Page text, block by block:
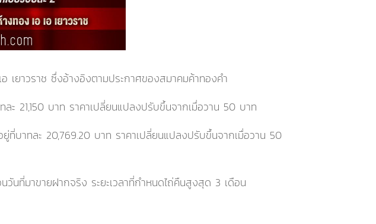
เยาวราช ซึ่งอ้างอิงตามประกาศของสมาคมค้าทองคำ
ละ 21,150 บาท ราคาเปลี่ยนแปลงปรับขึ้นจากเมื่อวาน 50 บาท
ที่บาทละ 20,769.20 บาท ราคาเปลี่ยนแปลงปรับขึ้นจากเมื่อวาน 50
นที่มาขายฝากจริง ระยะเวลาที่กำหนดไถ่คืนสูงสุด 3 เดือน